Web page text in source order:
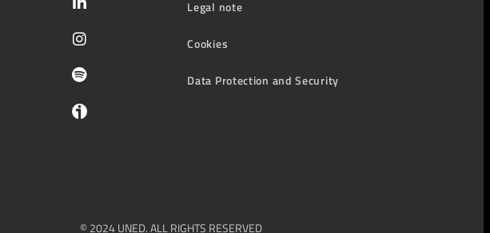
Legal note
Cookies
Data Protection and Security
© 2024 UNED. ALL RIGHTS RESERVED